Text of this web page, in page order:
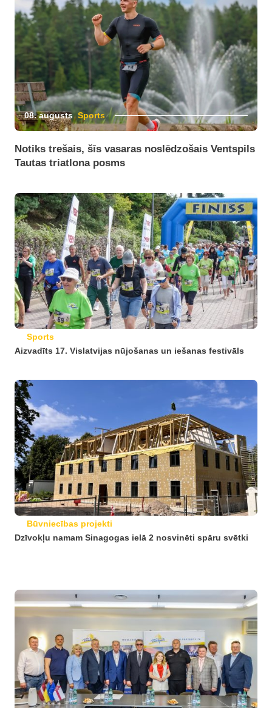
08. augusts Sports
Notiks trešais, šīs vasaras noslēdzošais Ventspils
Tautas triatlona posms
Sports
Aizvadīts 17. Vislatvijas nūjošanas un iešanas festivāls
Būvniecības projekti
Dzīvokļu namam Sinagogas ielā 2 nosvinēti spāru svētki